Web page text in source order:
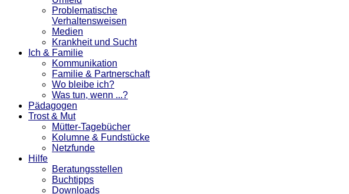
Problematische
Verhaltensweisen
Medien
Krankheit und Sucht
Ich & Familie
Kommunikation
Familie & Partnerschaft
Wo bleibe ich?
Was tun, wenn ...?
Pädagogen
Trost & Mut
Mütter-Tagebücher
Kolumne & Fundstücke
Netzfunde
Hilfe
Beratungsstellen
Buchtipps
Downloads